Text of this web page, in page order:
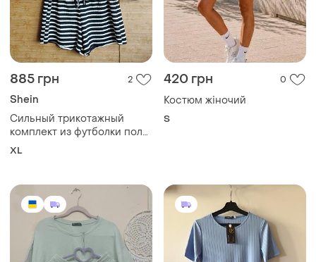
885 грн 2
Shein
Сильный трикотажный
комплект из футболки поло
исвободных шорт
XL
420 грн 0
Костюм жіночий
S